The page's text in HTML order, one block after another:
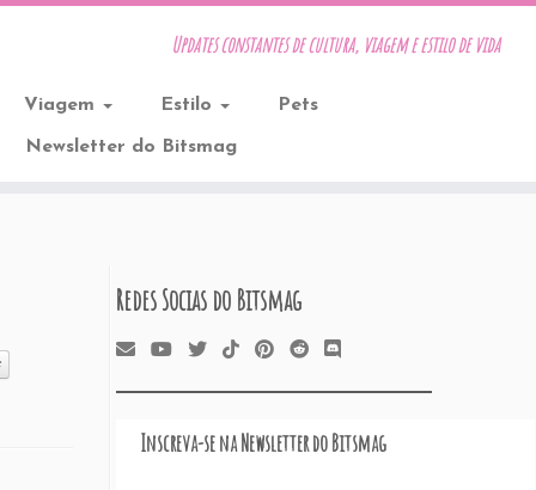
Updates constantes de cultura, viagem e estilo de vida
Viagem Estilo Pets
Newsletter do Bitsmag
Redes Socias do Bitsmag
Inscreva-se na Newsletter do Bitsmag